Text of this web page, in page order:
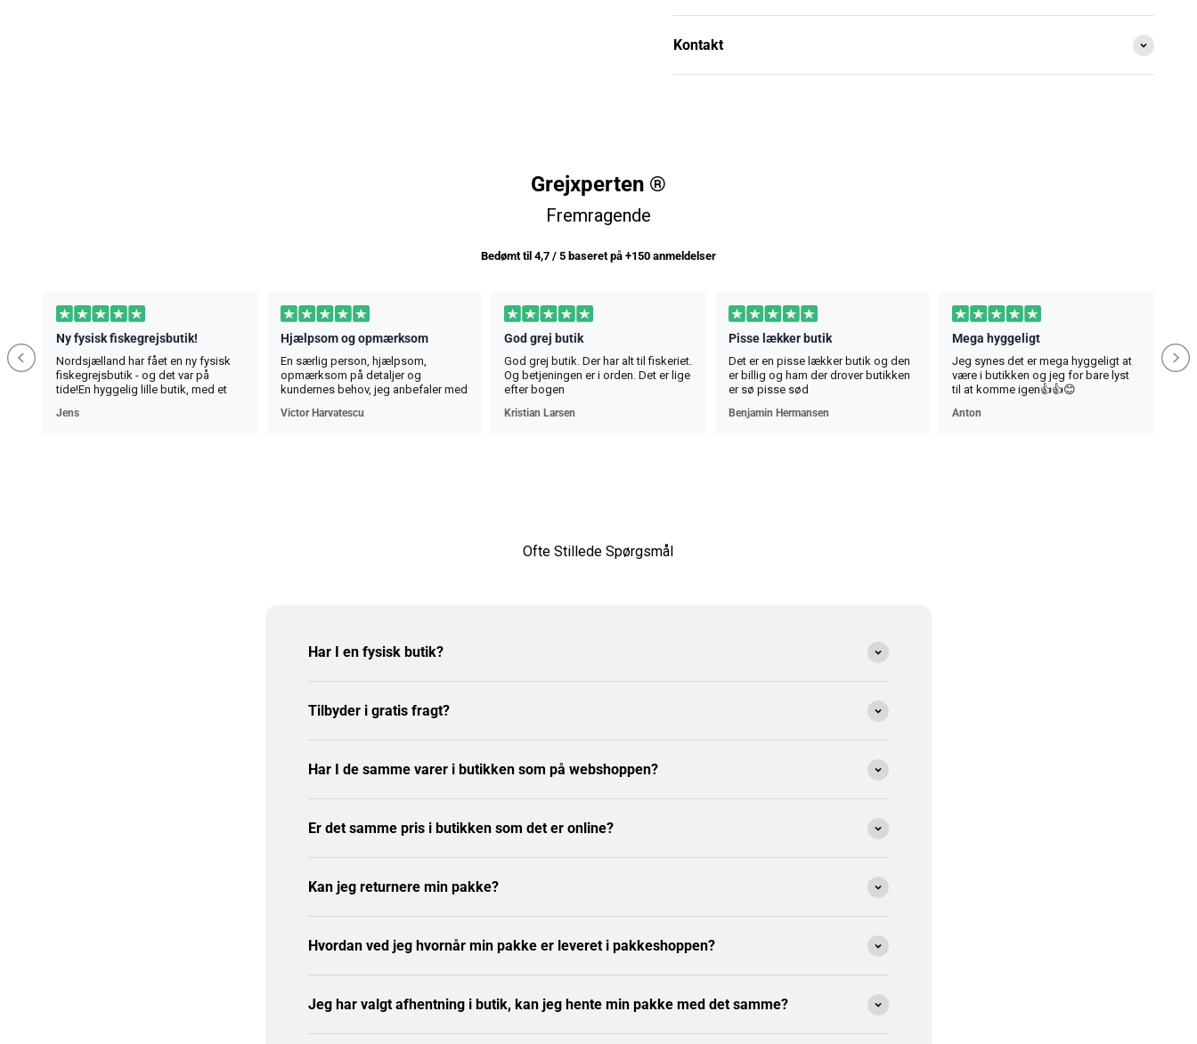
Kontakt
Grejxperten ®
Fremragende
Bedømt til 4,7 / 5 baseret på +150 anmeldelser
Ny fysisk fiskegrejsbutik!
Nordsjælland har fået en ny fysisk
fiskegrejsbutik - og det var på
tide!En hyggelig lille butik, med et
fiskeri. Her finder man det meste af
Jens
Hjælpsom og opmærksom
En særlig person, hjælpsom,
opmærksom på detaljer og
kundernes behov, jeg anbefaler med
serviabil , atent la detali si la nevoile
Victor Harvatescu
God grej butik
God grej butik. Der har alt til fiskeriet.
Og betjeningen er i orden. Det er lige
efter bogen
Kristian Larsen
Pisse lækker butik
Det er en pisse lækker butik og den
er billig og ham der drover butikken
er sø pisse sød
Benjamin Hermansen
Mega hyggeligt
Jeg synes det er mega hyggeligt at
være i butikken og jeg for bare lyst
til at komme igen👍👍😊
Anton
Ofte Stillede Spørgsmål
Har I en fysisk butik?
Tilbyder i gratis fragt?
Har I de samme varer i butikken som på webshoppen?
Er det samme pris i butikken som det er online?
Kan jeg returnere min pakke?
Hvordan ved jeg hvornår min pakke er leveret i pakkeshoppen?
Jeg har valgt afhentning i butik, kan jeg hente min pakke med det samme?